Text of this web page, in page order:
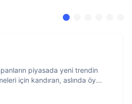
piyasada yeni trendin
için kandıran, aslında öy...